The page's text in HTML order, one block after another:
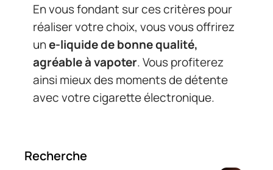
En vous fondant sur ces critères pour
réaliser votre choix, vous vous offrirez
une-liquide de bonne qualité,
agréable à vapoter. Vous profiterez
ainsi mieux des moments de détente
avec votre cigarette électronique.
Recherche